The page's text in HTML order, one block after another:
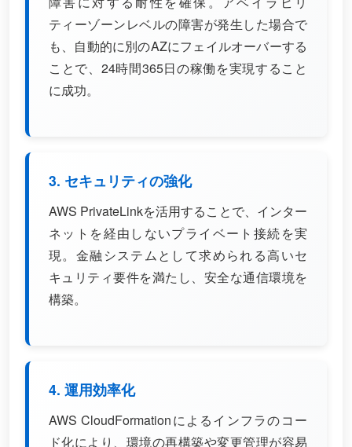
ティーゾーンレベルの障害が発生した場合で
も、自動的に別のAZにフェイルオーバーする
ことで、24時間365日の稼働を実現すること
に成功。
3. セキュリティの強化
AWS PrivateLinkを活用することで、インター
ネットを経由しないプライベート接続を実
現。金融システムとして求められる高いセ
キュリティ要件を満たし、安全な通信環境を
構築。
4. 運用効率化
AWS CloudFormationによるインフラのコー
ド化により、環境の再構築や変更管理が容易